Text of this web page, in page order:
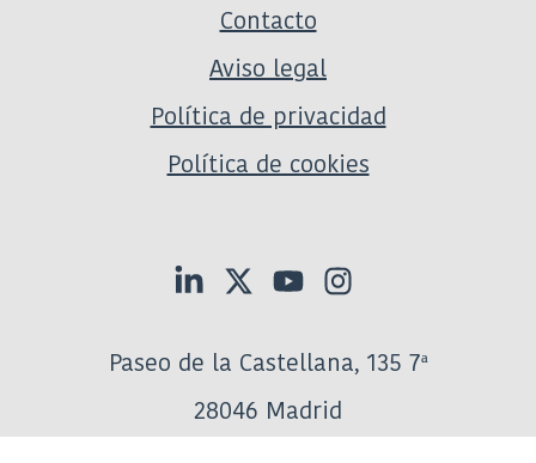
Contacto
Aviso legal
Política de privacidad
Política de cookies
Paseo de la Castellana, 135 7ª
28046 Madrid